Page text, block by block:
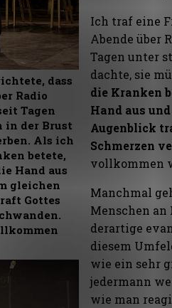
dass
Radio
Tagen
in der Brust
Als ich
betete,
Hand aus
gleichen
Gottes
Ich traf eine
Abende über
Tagen unter
dachte, sie
die Kranken
Hand aus
Augenblick
Schmerzen
vollkommen
Manchmal
Menschen an
derartige
diesem
wie ein sehr
jedermann
wie man